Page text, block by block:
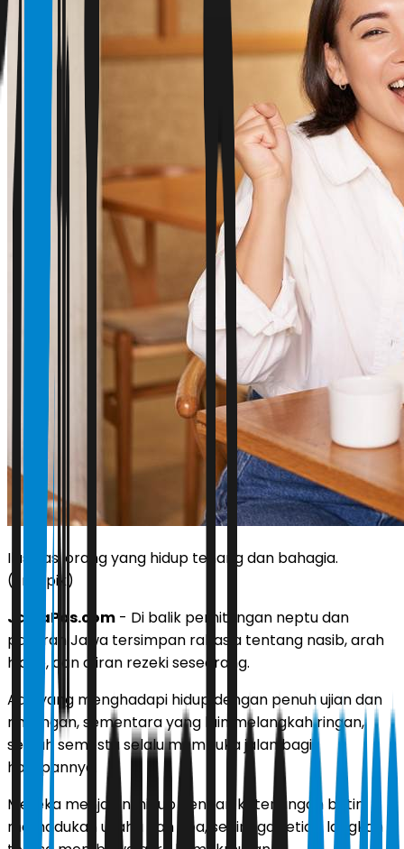
Ilustrasi orang yang hidup tenang dan bahagia.
(Freepik)
JawaPos.com - Di balik perhitungan neptu dan
pasaran Jawa tersimpan rahasia tentang nasib, arah
hidup, dan aliran rezeki seseorang.
Ada yang menghadapi hidup dengan penuh ujian dan
rintangan, sementara yang lain melangkah ringan,
seolah semesta selalu membuka jalan bagi
harapannya.
Mereka menjalani hidup dengan ketenangan batin,
memadukan usaha dan doa, sehingga setiap langkah